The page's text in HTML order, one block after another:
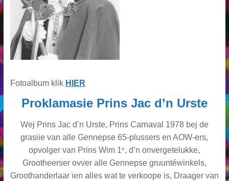
Fotoalbum klik HIER
Proklamasie Prins Jac d’n Urste
Wej Prins Jac d’n Urste, Prins Carnaval 1978 bej de
grasiie van alle Gennepse 65-plussers en AOW-ers,
opvolger van Prins Wim 1e, d’n onvergetelukke,
Grootheerser ovver alle Gennepse gruuntéwinkels,
Groothanderlaar ien alles wat te verkoope is, Draager van